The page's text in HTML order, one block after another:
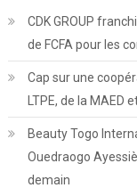
CDK GROUP
de FCFA pour les
Cap sur une
LTPE, de la MAED
Beauty Togo
Ouedraogo
demain